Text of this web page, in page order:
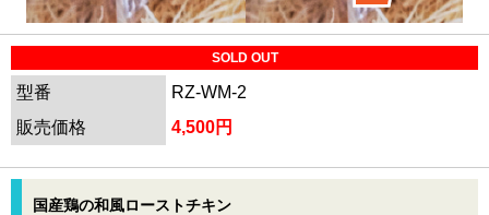
SOLD OUT
型番
RZ-WM-2
販売価格
4,500円
国産鶏の和風ローストチキン